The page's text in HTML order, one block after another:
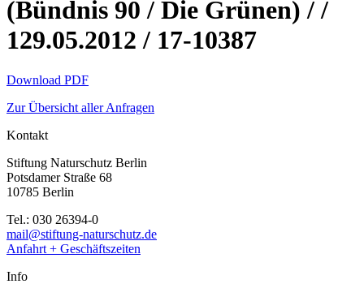
(Bündnis 90 / Die Grünen) / /
129.05.2012 / 17-10387
Download PDF
Zur Übersicht aller Anfragen
Kontakt
Stiftung Naturschutz Berlin
Potsdamer Straße 68
10785 Berlin
Tel.: 030 26394-0
mail@stiftung-naturschutz.de
Anfahrt + Geschäftszeiten
Info